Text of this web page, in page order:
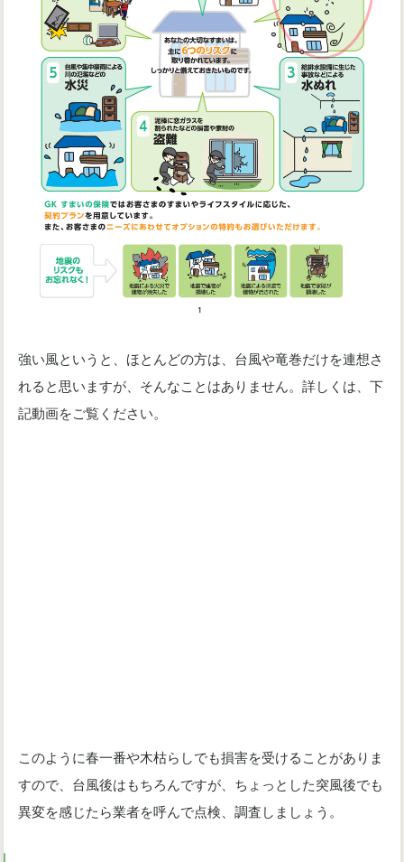
強い風というと、ほとんどの方は、台風や竜巻だけを連想さ
れると思いますが、そんなことはありません。詳しくは、下
記動画をご覧ください。
このように春一番や木枯らしでも損害を受けることがありま
すので、台風後はもちろんですが、ちょっとした突風後でも
異変を感じたら業者を呼んで点検、調査しましょう。